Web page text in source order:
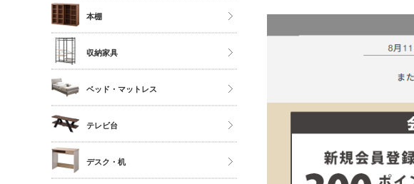
キッチンカウンター
ストッカー
チェア
ソファ
座椅子
本棚
ミドルタイプ
ディスプレイラック
収納家具
タンス・チェスト
サニタリー
多目的収納
ベッド・マットレス
マットレス単品
シングル
セミダブル
テレビ台
ロータイプ
伸縮・変形・コーナー
デスク・机